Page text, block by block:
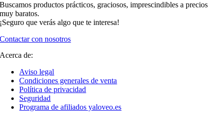
Buscamos productos prácticos, graciosos, imprescindibles a precios
muy baratos.
¡Seguro que verás algo que te interesa!
Contactar con nosotros
Acerca de:
Aviso legal
Condiciones generales de venta
Política de privacidad
Seguridad
Programa de afiliados yaloveo.es